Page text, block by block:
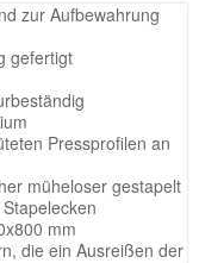
zur Aufbewahrung
gefertigt
Pressprofilen an
müheloser gestapelt
mm
die ein Ausreißen der